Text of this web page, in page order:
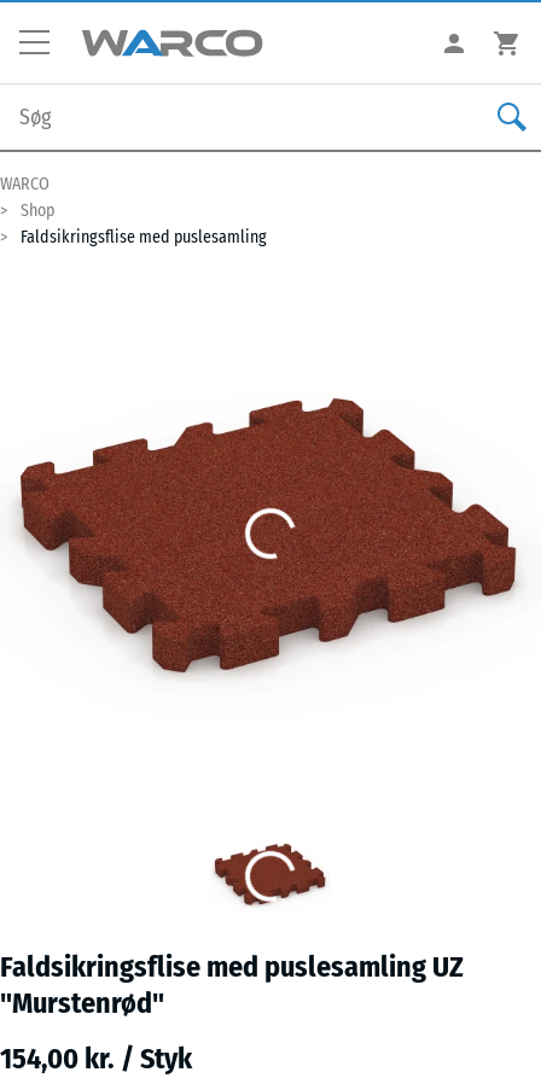
WARCO
Shop
Faldsikringsflise med puslesamling
Faldsikringsflise med puslesamling UZ
"Murstenrød"
154,00 kr. / Styk